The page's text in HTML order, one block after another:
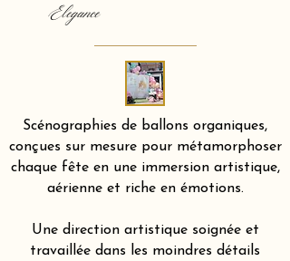
Elegance
Scénographies de ballons organiques,
conçues sur mesure pour métamorphoser
chaque fête en une immersion artistique,
aérienne et riche en émotions.
Une direction artistique soignée et
travaillée dans les moindres détails